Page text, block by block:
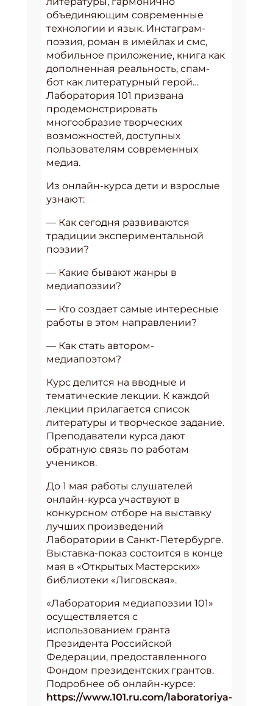
объединяющим современные
технологии и язык. Инстаграм-
поэзия, роман в имейлах и смс,
мобильное приложение, книга как
дополненная реальность, спам-
бот как литературный герой…
Лаборатория 101 призвана
продемонстрировать
многообразие творческих
возможностей, доступных
пользователям современных
медиа.
Из онлайн-курса дети и взрослые
узнают:
— Как сегодня развиваются
традиции экспериментальной
поэзии?
— Какие бывают жанры в
медиапоэзии?
— Кто создает самые интересные
работы в этом направлении?
— Как стать автором-
медиапоэтом?
Курс делится на вводные и
тематические лекции. К каждой
лекции прилагается список
литературы и творческое задание.
Преподаватели курса дают
обратную связь по работам
учеников.
До 1 мая работы слушателей
онлайн-курса участвуют в
конкурсном отборе на выставку
лучших произведений
Лаборатории в Санкт-Петербурге.
Выставка-показ состоится в конце
мая в «Открытых Мастерских»
библиотеки «Лиговская».
«Лаборатория медиапоэзии 101»
осуществляется с
использованием гранта
Президента Российской
Федерации, предоставленного
Фондом президентских грантов.
Подробнее об онлайн-курсе:
https://www.101.ru.com/laboratoriya-